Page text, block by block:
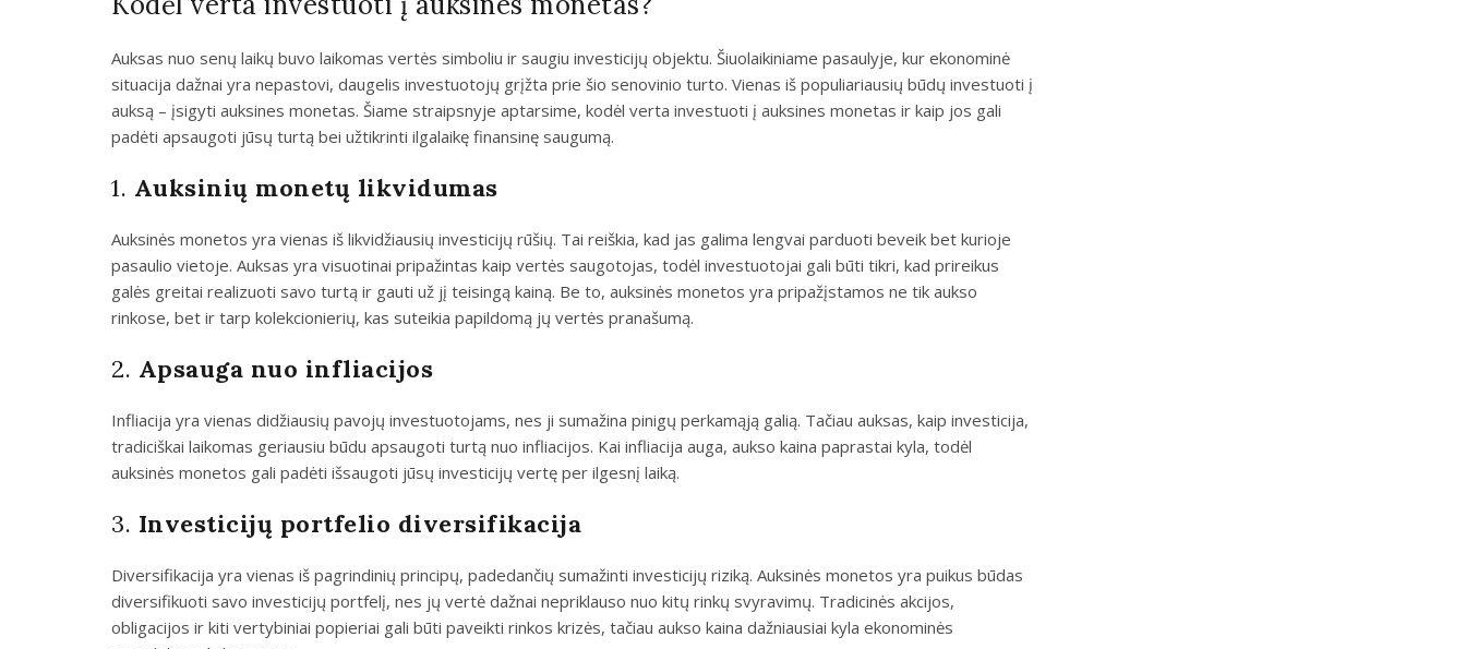
Auksas nuo senų laikų buvo laikomas vertės simboliu ir saugiu investicijų objektu. Šiuolaikiniame pasaulyje, kur ekonominė
situacija dažnai yra nepastovi, daugelis investuotojų grįžta prie šio senovinio turto. Vienas iš populiariausių būdų investuoti į
auksą – įsigyti auksines monetas. Šiame straipsnyje aptarsime, kodėl verta investuoti į auksines monetas ir kaip jos gali
padėti apsaugoti jūsų turtą bei užtikrinti ilgalaikę finansinę saugumą.
1. Auksinių monetų likvidumas
Auksinės monetos yra vienas iš likvidžiausių investicijų rūšių. Tai reiškia, kad jas galima lengvai parduoti beveik bet kurioje
pasaulio vietoje. Auksas yra visuotinai pripažintas kaip vertės saugotojas, todėl investuotojai gali būti tikri, kad prireikus
galės greitai realizuoti savo turtą ir gauti už jį teisingą kainą. Be to, auksinės monetos yra pripažįstamos ne tik aukso
rinkose, bet ir tarp kolekcionierių, kas suteikia papildomą jų vertės pranašumą.
2. Apsauga nuo infliacijos
Infliacija yra vienas didžiausių pavojų investuotojams, nes ji sumažina pinigų perkamąją galią. Tačiau auksas, kaip investicija,
tradiciškai laikomas geriausiu būdu apsaugoti turtą nuo infliacijos. Kai infliacija auga, aukso kaina paprastai kyla, todėl
auksinės monetos gali padėti išsaugoti jūsų investicijų vertę per ilgesnį laiką.
3. Investicijų portfelio diversifikacija
Diversifikacija yra vienas iš pagrindinių principų, padedančių sumažinti investicijų riziką. Auksinės monetos yra puikus būdas
diversifikuoti savo investicijų portfelį, nes jų vertė dažnai nepriklauso nuo kitų rinkų svyravimų. Tradicinės akcijos,
obligacijos ir kiti vertybiniai popieriai gali būti paveikti rinkos krizės, tačiau aukso kaina dažniausiai kyla ekonominės